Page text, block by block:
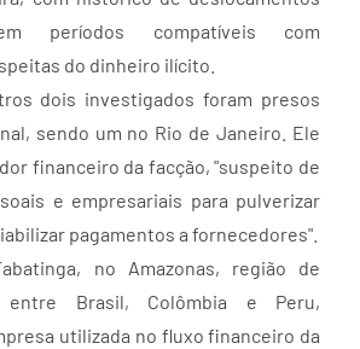
períodos compatíveis com
do dinheiro ilícito.
dois investigados foram presos
sendo um no Rio de Janeiro. Ele
financeiro da facção, "suspeito de
e empresariais para pulverizar
pagamentos a fornecedores".
no Amazonas, região de
Brasil, Colômbia e Peru,
utilizada no fluxo financeiro da